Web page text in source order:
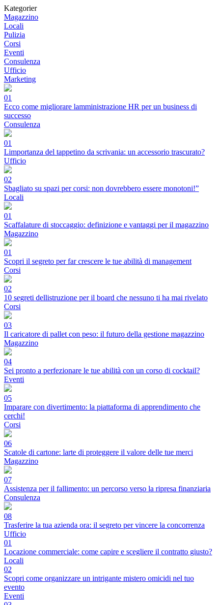
Kategorier
Magazzino
Locali
Pulizia
Corsi
Eventi
Consulenza
Ufficio
Marketing
01
Ecco come migliorare lamministrazione HR per un business di
successo
Consulenza
01
Limportanza del tappetino da scrivania: un accessorio trascurato?
Ufficio
02
Sbagliato su spazi per corsi: non dovrebbero essere monotoni!”
Locali
01
Scaffalature di stoccaggio: definizione e vantaggi per il magazzino
Magazzino
01
Scopri il segreto per far crescere le tue abilità di management
Corsi
02
10 segreti dellistruzione per il board che nessuno ti ha mai rivelato
Corsi
03
Il caricatore di pallet con peso: il futuro della gestione magazzino
Magazzino
04
Sei pronto a perfezionare le tue abilità con un corso di cocktail?
Eventi
05
Imparare con divertimento: la piattaforma di apprendimento che
cerchi!
Corsi
06
Scatole di cartone: larte di proteggere il valore delle tue merci
Magazzino
07
Assistenza per il fallimento: un percorso verso la ripresa finanziaria
Consulenza
08
Trasferire la tua azienda ora: il segreto per vincere la concorrenza
Ufficio
01
Locazione commerciale: come capire e scegliere il contratto giusto?
Locali
02
Scopri come organizzare un intrigante mistero omicidi nel tuo
evento
Eventi